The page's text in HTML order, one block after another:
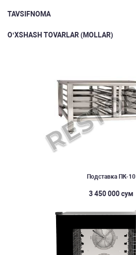
TAVSIFNOMA
O‘XSHASH TOVARLAR (MOLLAR)
Подставка ПК-10
3 450 000 сум